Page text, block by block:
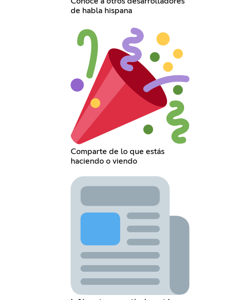
de habla hispana
Comparte de lo que estás
haciendo o viendo